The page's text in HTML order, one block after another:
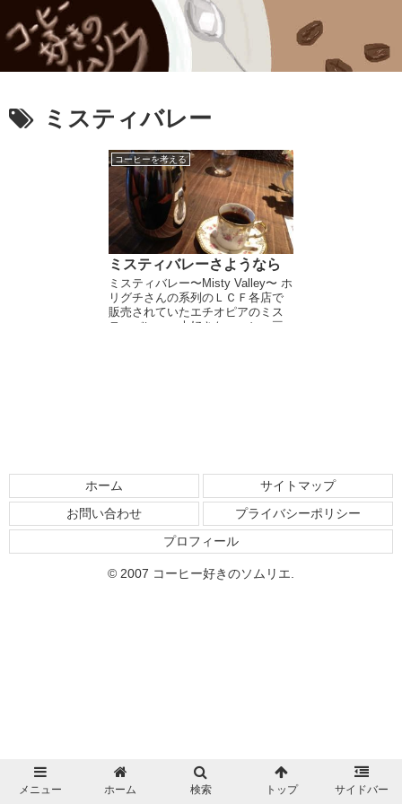
ミスティバレー
コーヒーを考える
ミスティバレーさようなら
ミスティバレー〜Misty Valley〜 ホ
リグチさんの系列のＬＣＦ各店で
販売されていたエチオピアのミス
ティバレー。大好きなコーヒー豆
ホーム
サイトマップ
お問い合わせ
プライバシーポリシー
プロフィール
© 2007 コーヒー好きのソムリエ.
メニュー ホーム 検索 トップ サイドバー